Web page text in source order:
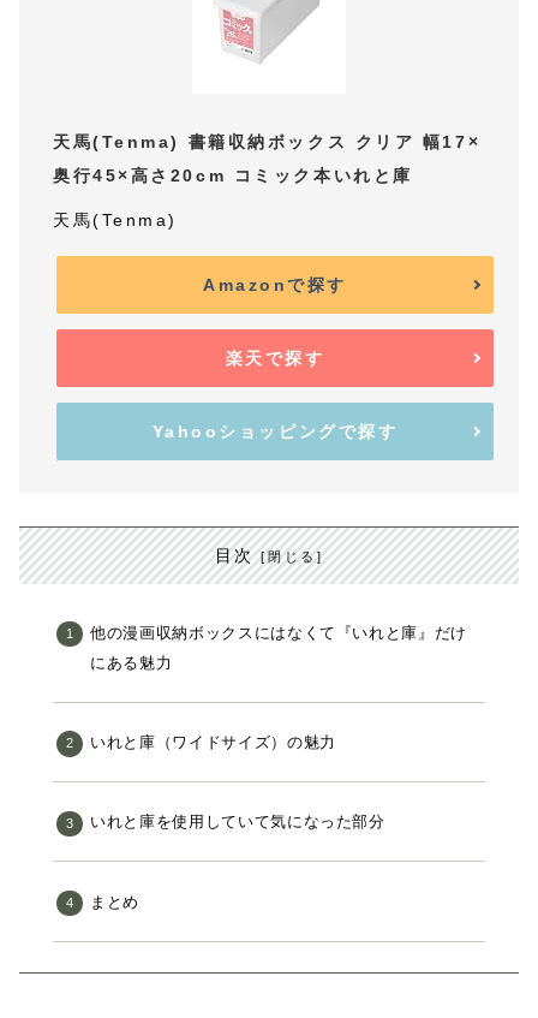
天馬(Tenma) 書籍収納ボックス クリア 幅17×
奥行45×高さ20cm コミック本いれと庫
天馬(Tenma)
Amazonで探す
楽天で探す
Yahooショッピングで探す
目次
他の漫画収納ボックスにはなくて『いれと庫』だけ
にある魅力
いれと庫（ワイドサイズ）の魅力
いれと庫を使用していて気になった部分
まとめ